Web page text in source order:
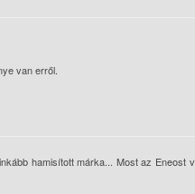
van erről.
hamisított márka... Most az Eneost